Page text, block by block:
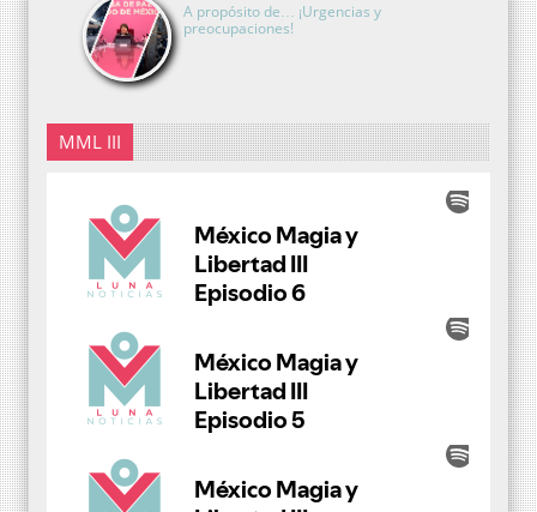
A propósito de… ¡Urgencias y
preocupaciones!
MML III